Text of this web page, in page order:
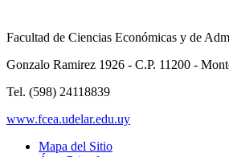
Facultad de Ciencias Económicas y de
Gonzalo Ramirez 1926 - C.P. 11200 -
Tel. (598) 24118839
www.fcea.udelar.edu.uy
Mapa del Sitio